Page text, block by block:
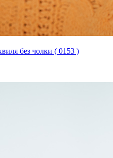
без чолки ( 0153 )